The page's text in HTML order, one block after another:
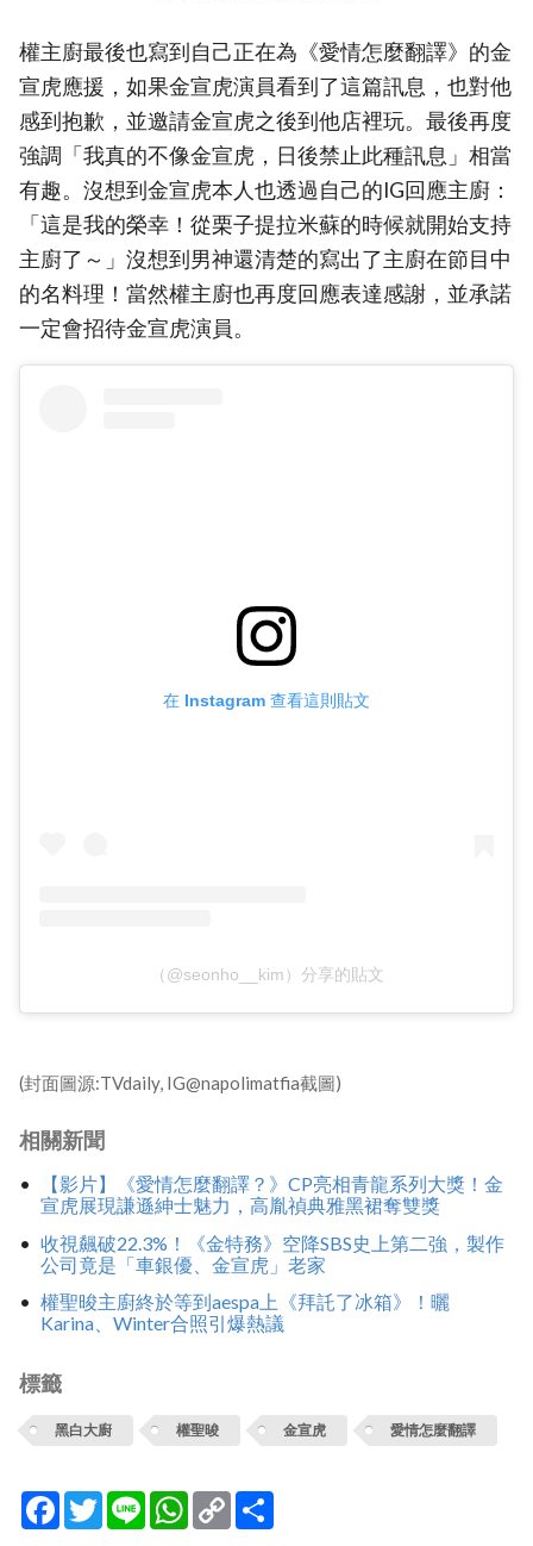
權主廚最後也寫到自己正在為《愛情怎麼翻譯》的金
宣虎應援，如果金宣虎演員看到了這篇訊息，也對他
感到抱歉，並邀請金宣虎之後到他店裡玩。最後再度
強調「我真的不像金宣虎，日後禁止此種訊息」相當
有趣。沒想到金宣虎本人也透過自己的IG回應主廚：
「這是我的榮幸！從栗子提拉米蘇的時候就開始支持
主廚了～」沒想到男神還清楚的寫出了主廚在節目中
的名料理！當然權主廚也再度回應表達感謝，並承諾
一定會招待金宣虎演員。
在 Instagram 查看這則貼文
（@seonho__kim）分享的貼文
(封面圖源:TVdaily, IG@napolimatfia截圖)
相關新聞
【影片】《愛情怎麼翻譯？》CP亮相青龍系列大獎！金
宣虎展現謙遜紳士魅力，高胤禎典雅黑裙奪雙獎
收視飆破22.3%！《金特務》空降SBS史上第二強，製作
公司竟是「車銀優、金宣虎」老家
權聖晙主廚終於等到aespa上《拜託了冰箱》！曬
Karina、Winter合照引爆熱議
標籤
黑白大廚 權聖晙 金宣虎 愛情怎麼翻譯
Facebook
TwitterLine WhatsApp
Copy
Link